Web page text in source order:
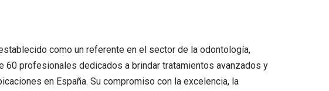
como un referente en el sector de la odontología,
60 profesionales dedicados a brindar tratamientos avanzados y
en España. Su compromiso con la excelencia, la